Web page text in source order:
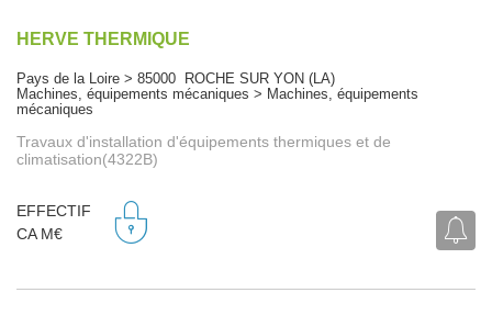
HERVE THERMIQUE
Pays de la Loire > 85000 ROCHE SUR YON (LA)
Machines, équipements mécaniques > Machines, équipements
mécaniques
Travaux d'installation d'équipements thermiques et de
climatisation(4322B)
EFFECTIF
CA M€